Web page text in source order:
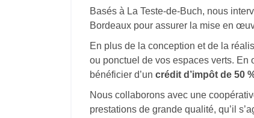
Basés à La Teste-de-Buch, nous
Bordeaux pour assurer la mise en
En plus de la conception et de la
ou ponctuel de vos espaces verts. En
bénéficier d’un crédit d’impôt de 50
Nous collaborons avec une
prestations de grande qualité, qu’il